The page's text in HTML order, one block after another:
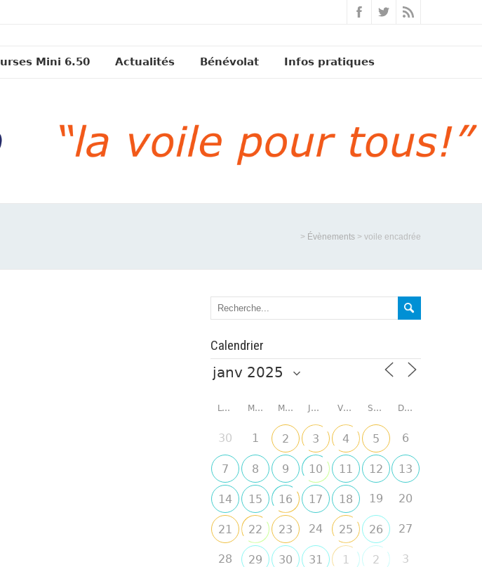
Mini 6.50 Actualités Bénévolat Infos pratiques
> Évènements > voile encadrée
Calendrier
LUNDI MARDI MERCREDI JEUDI VENDREDI SAMEDI DIMANCHE
30 1 2 3 4 5 6
7 8 9 10 11 12 13
14 15 16 17 18 19 20
21 22 23 24 25 26 27
28 29 30 31 1 2 3